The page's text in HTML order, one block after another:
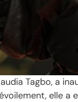
Tagbo, a
elle